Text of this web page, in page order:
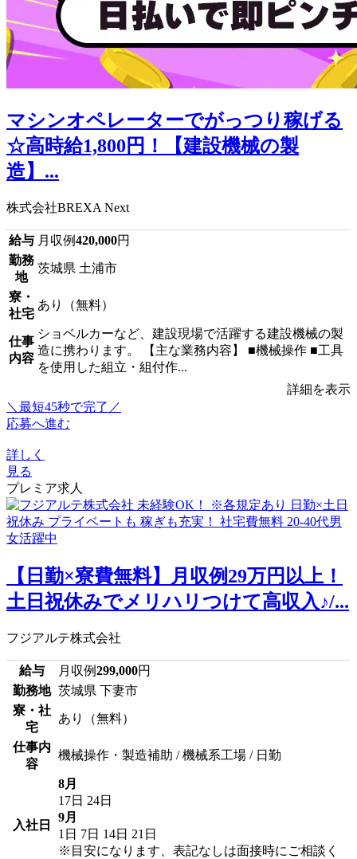
マシンオペレーターでがっつり稼げる
☆高時給1,800円！【建設機械の製
造】...
株式会社BREXA Next
給与 月収例420,000円
勤務
地
茨城県 土浦市
寮・
社宅
あり（無料）
仕事
内容
ショベルカーなど、建設現場で活躍する建設機械の製
造に携わります。 【主な業務内容】 ■機械操作 ■工具
を使用した組立・組付作...
詳細を表示
＼最短45秒で完了／
応募へ進む
詳しく
見る
プレミア求人
【日勤×寮費無料】月収例29万円以上！
土日祝休みでメリハリつけて高収入♪/...
フジアルテ株式会社
給与 月収例299,000円
勤務地 茨城県 下妻市
寮・社
宅
あり（無料）
仕事内
容
機械操作・製造補助 / 機械系工場 / 日勤
入社日
8月
17日 24日
9月
1日 7日 14日 21日
※目安になります、表記なしは面接時にご相談く